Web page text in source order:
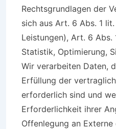
Rechtsgrundlagen der
sich aus Art. 6 Abs. 1
Leistungen), Art. 6 Abs.
Statistik, Optimierung,
Wir verarbeiten Daten,
Erfüllung der
erforderlich sind und
Erforderlichkeit ihrer
Offenlegung an